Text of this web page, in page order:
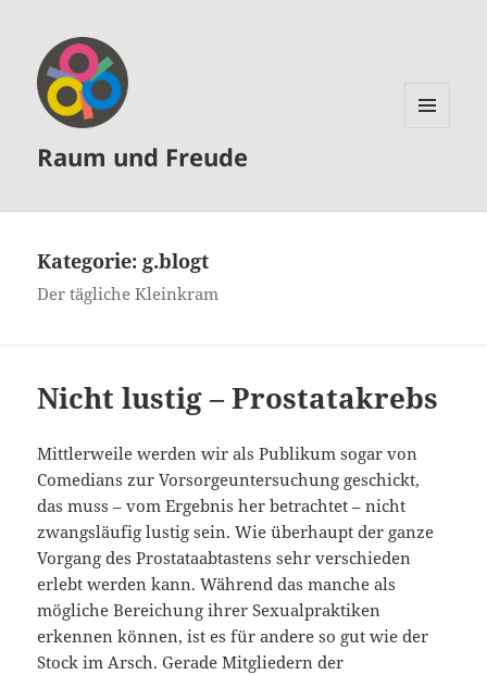
Raum und Freude
Kategorie: g.blogt
Der tägliche Kleinkram
Nicht lustig – Prostatakrebs
Mittlerweile werden wir als Publikum sogar von
Comedians zur Vorsorgeuntersuchung geschickt,
das muss – vom Ergebnis her betrachtet – nicht
zwangsläufig lustig sein. Wie überhaupt der ganze
Vorgang des Prostataabtastens sehr verschieden
erlebt werden kann. Während das manche als
mögliche Bereichung ihrer Sexualpraktiken
erkennen können, ist es für andere so gut wie der
Stock im Arsch. Gerade Mitgliedern der